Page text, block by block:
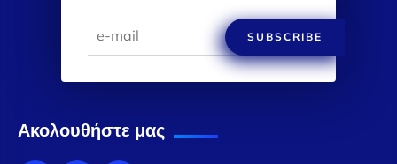
SUBSCRIBE
Ακολουθήστε μας